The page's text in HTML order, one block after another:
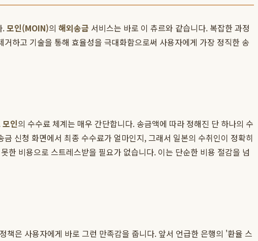
.모인(MOIN)의 해외송금 서비스는 바로 이 츄르와 같습니다. 복잡한 과정
하고 기술을 통해 효율성을 극대화함으로써 사용자에게 가장 정직한 송
모인의 수수료 체계는 매우 간단합니다. 송금액에 따라 정해진 단 하나의 수
신청 화면에서 최종 수수료가 얼마인지, 그래서 일본의 수취인이 정확히
한 비용으로 스트레스받을 필요가 없습니다. 이는 단순한 비용 절감을 넘
책은 사용자에게 바로 그런 만족감을 줍니다. 앞서 언급한 은행의 '환율 스